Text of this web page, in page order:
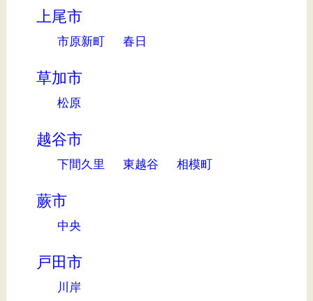
上尾市
市原新町 春日
草加市
松原
越谷市
下間久里 東越谷 相模町
蕨市
中央
戸田市
川岸